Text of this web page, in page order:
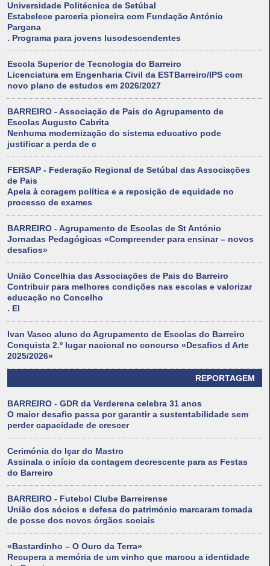
Universidade Politécnica de Setúbal
Estabelece parceria pioneira com Fundação António
Pargana
. Programa para jovens lusodescendentes
Escola Superior de Tecnologia do Barreiro
Licenciatura em Engenharia Civil da ESTBarreiro/IPS com
novo plano de estudos em 2026/2027
BARREIRO - Associação de Pais do Agrupamento de
Escolas Augusto Cabrita
Nenhuma modernização do sistema educativo pode
justificar a perda de c
FERSAP - Federação Regional de Setúbal das Associações
de Pais
Apela à coragem política e a reposição de equidade no
processo de exames
BARREIRO - Agrupamento de Escolas de St António
Jornadas Pedagógicas «Compreender para ensinar – novos
desafios»
União Concelhia das Associações de Pais do Barreiro
Contribuir para melhores condições nas escolas e valorizar
educação no Concelho
. El
Ivan Vasco aluno do Agrupamento de Escolas do Barreiro
Conquista 2.º lugar nacional no concurso «Desafios d Arte
2025/2026»
REPORTAGEM
BARREIRO - GDR da Verderena celebra 31 anos
O maior desafio passa por garantir a sustentabilidade sem
perder capacidade de crescer
Cerimónia do Içar do Mastro
Assinala o início da contagem decrescente para as Festas
do Barreiro
BARREIRO - Futebol Clube Barreirense
União dos sócios e defesa do património marcaram tomada
de posse dos novos órgãos sociais
«Bastardinho – O Ouro da Terra»
Recupera a memória de um vinho que marcou a identidade